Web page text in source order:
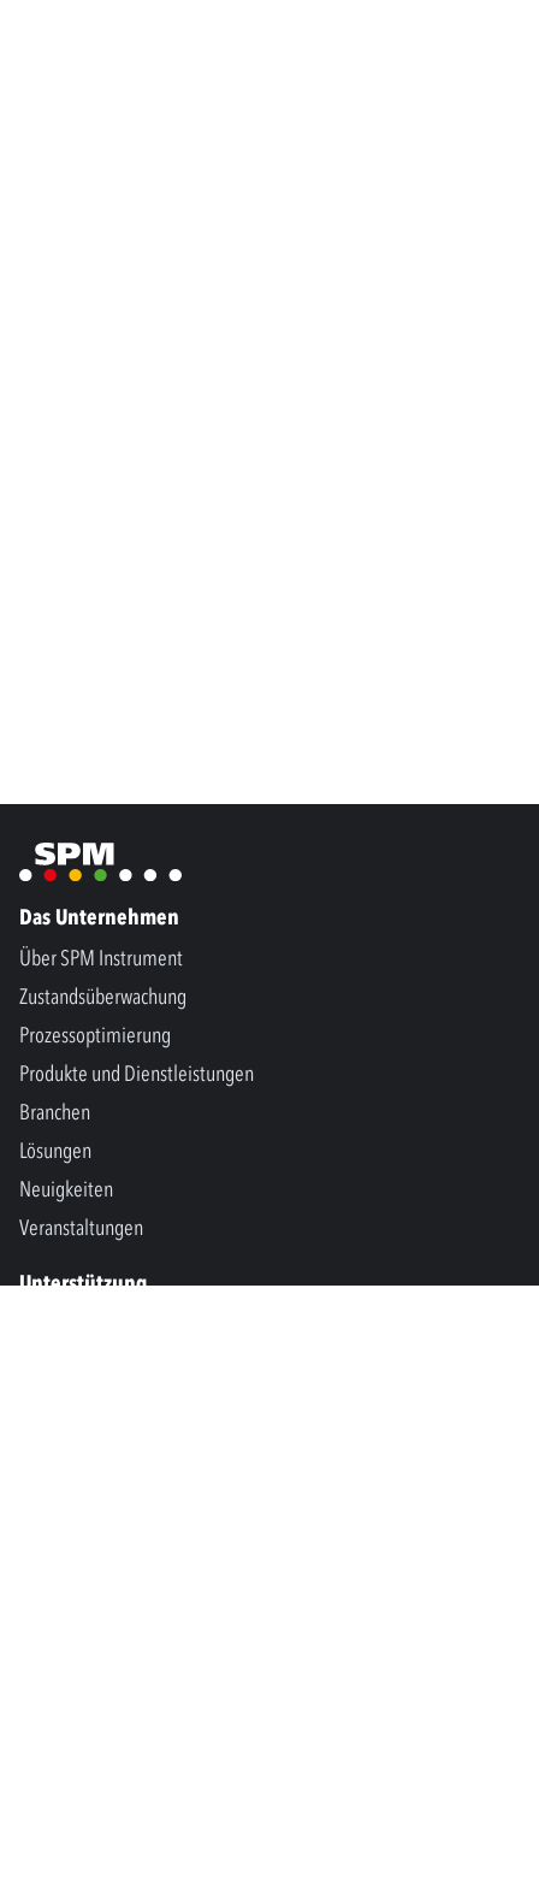
Das Unternehmen
Über SPM Instrument
Zustandsüberwachung
Prozessoptimierung
Produkte und Dienstleistungen
Branchen
Lösungen
Neuigkeiten
Veranstaltungen
Unterstützung